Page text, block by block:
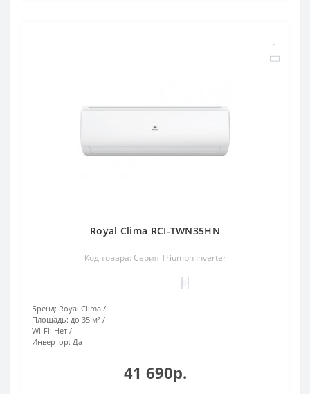
Royal Clima RCI-TWN35HN
Код товара: Серия Triumph Inverter
Бренд: Royal Clima
Площадь: до 35 м²
Wi-Fi: Нет
Инвертор: Да
41 690р.